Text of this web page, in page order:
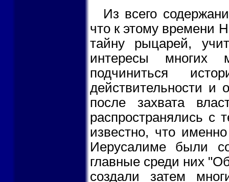
Из всего
что к этому времени
тайну рыцарей,
интересы многих
подчиниться
действительности и
после захвата
распространялись с
известно, что
Иерусалиме были
главные среди них
создали затем